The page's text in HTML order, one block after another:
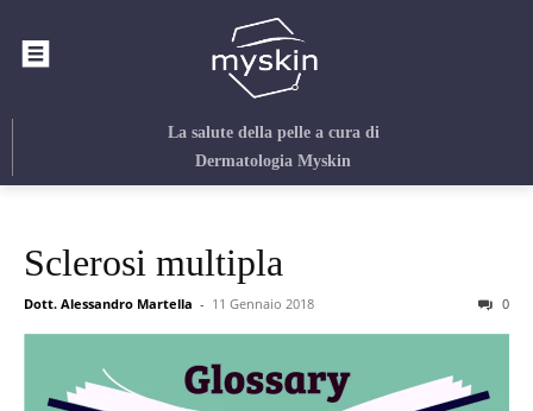
La salute della pelle a cura di
Dermatologia Myskin
Sclerosi multipla
Dott. Alessandro Martella - 11 Gennaio 2018 0